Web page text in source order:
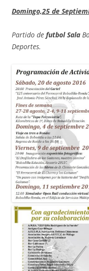
Domingo,25 de
Partido de futbol Sala
Deportes.